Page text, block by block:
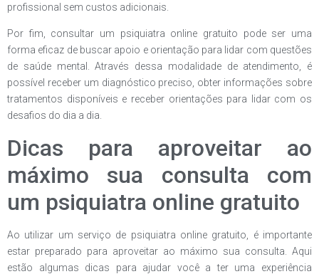
profissional sem custos adicionais.
Por fim, consultar um psiquiatra online gratuito pode ser uma
forma eficaz de buscar apoio e orientação para lidar com questões
de saúde mental. Através dessa modalidade de atendimento, é
possível receber um diagnóstico preciso, obter informações sobre
tratamentos disponíveis e receber orientações para lidar com os
desafios do dia a dia.
Dicas para aproveitar ao
máximo sua consulta com
um psiquiatra online gratuito
Ao utilizar um serviço de psiquiatra online gratuito, é importante
estar preparado para aproveitar ao máximo sua consulta. Aqui
estão algumas dicas para ajudar você a ter uma experiência